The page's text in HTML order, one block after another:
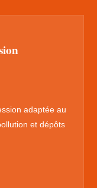
adaptée au
et dépôts